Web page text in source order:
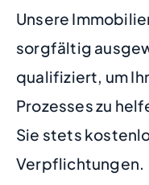
Unsere
sorgfältig
qualifiziert, um
Prozesses zu
Sie stets
Verpflichtungen.